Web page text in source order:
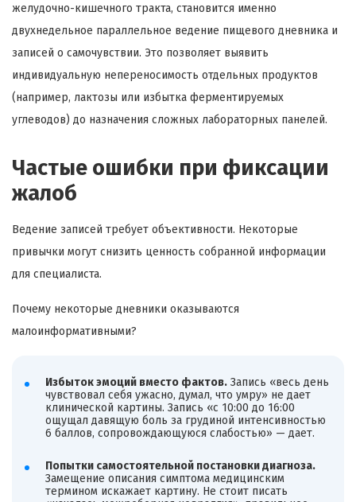
желудочно-кишечного тракта, становится именно
двухнедельное параллельное ведение пищевого дневника и
записей о самочувствии. Это позволяет выявить
индивидуальную непереносимость отдельных продуктов
(например, лактозы или избытка ферментируемых
углеводов) до назначения сложных лабораторных панелей.
Частые ошибки при фиксации
жалоб
Ведение записей требует объективности. Некоторые
привычки могут снизить ценность собранной информации
для специалиста.
Почему некоторые дневники оказываются
малоинформативными?
Избыток эмоций вместо фактов.Запись «весь день
чувствовал себя ужасно, думал, что умру» не дает
клинической картины. Запись «с 10:00 до 16:00
ощущал давящую боль за грудиной интенсивностью
6 баллов, сопровождающуюся слабостью» — дает.
Попытки самостоятельной постановки диагноза.
Замещение описания симптома медицинским
термином искажает картину. Не стоит писать